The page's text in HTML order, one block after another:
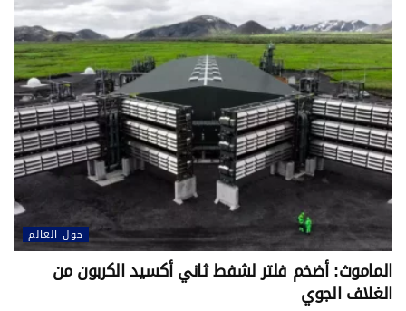
حول العالم
الماموث: أضخم فلتر لشفط ثاني أكسيد الكربون من
الغلاف الجوي